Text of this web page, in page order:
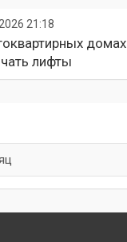
21:18
лифты